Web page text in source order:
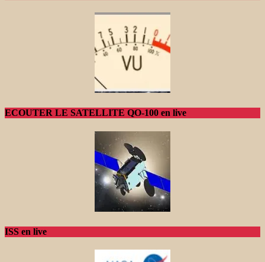
ECOUTER LE SATELLITE QO-100 en live
ISS en live